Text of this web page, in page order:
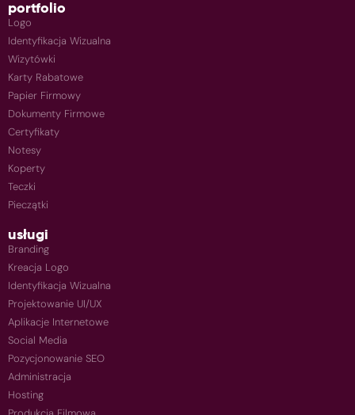
portfolio
Logo
Identyfikacja Wizualna
Wizytówki
Karty Rabatowe
Papier Firmowy
Dokumenty Firmowe
Certyfikaty
Notesy
Koperty
Teczki
Pieczątki
usługi
Branding
Kreacja Logo
Identyfikacja Wizualna
Projektowanie UI/UX
Aplikacje Internetowe
Social Media
Pozycjonowanie SEO
Administracja
Hosting